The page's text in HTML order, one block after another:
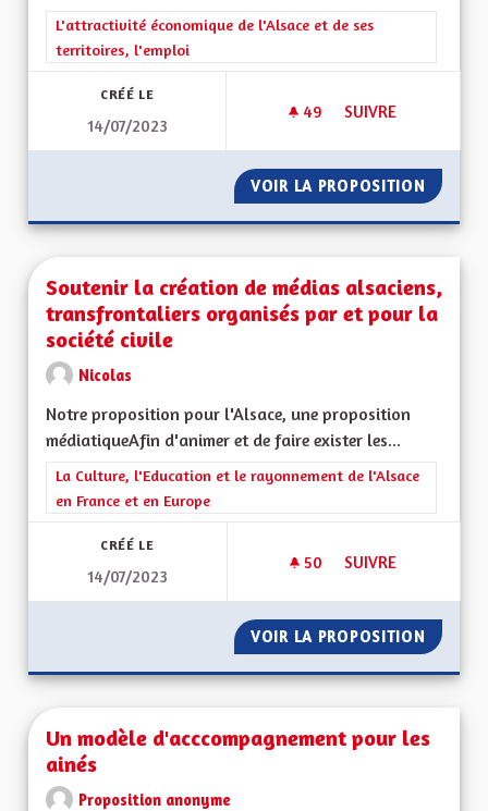
Filtrer les résultats de la catégorie : L'attractivité
L'attractivité économique de l'Alsace et de ses
territoires, l'emploi
CRÉÉ LE
14/07/2023
49 49 ABONNÉS
SUIVRE
VOIR LA PROPOSITION POUR
Soutenir la création de médias alsaciens,
transfrontaliers organisés par et pour la
société civile
Nicolas
Notre proposition pour l'Alsace, une proposition
médiatiqueAfin d'animer et de faire exister les...
Filtrer les résultats de la catégorie : La Culture, l'Education et
La Culture, l'Education et le rayonnement de l'Alsace
en France et en Europe
CRÉÉ LE
14/07/2023
50 50 ABONNÉS
SUIVRE
VOIR LA PROPOSITION
Un modèle d'acccompagnement pour les
ainés
Proposition anonyme